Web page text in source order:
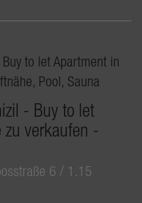
- Buy to let
verkaufen -
6 / 1.15